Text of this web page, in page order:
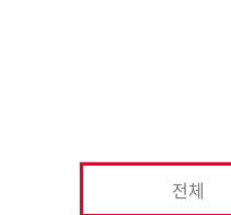
전체